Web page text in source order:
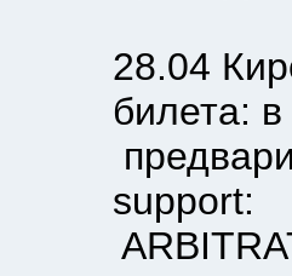
28.04 Киров
билета: в
support: